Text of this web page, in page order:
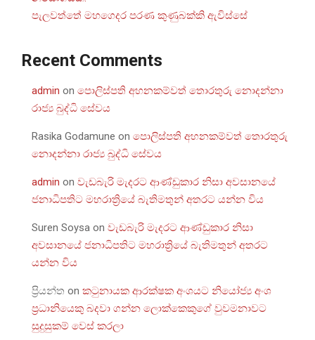
පැලවත්තේ මහගෙදර පරණ කුණුබක්කි ඇවිස්සේ
Recent Comments
admin on පොලිස්පති අහනකම්වත් තොරතුරු නොදන්නා
රාජ්‍ය බුද්ධි සේවය
Rasika Godamune on පොලිස්පති අහනකම්වත් තොරතුරු
නොදන්නා රාජ්‍ය බුද්ධි සේවය
admin on වැඩබැරි මැදරට ආණ්ඩුකාර නිසා අවසානයේ
ජනාධිපතිට මහරාත්‍රියේ බැතිමතුන් අතරට යන්න විය
Suren Soysa on වැඩබැරි මැදරට ආණ්ඩුකාර නිසා
අවසානයේ ජනාධිපතිට මහරාත්‍රියේ බැතිමතුන් අතරට
යන්න විය
ප්‍රියන්ත on කටුනායක ආරක්ෂක අංශයට නියෝජ්‍ය අංශ
ප්‍රධානියෙකු බදවා ගන්න ලොක්කෙකුගේ වුවමනාවට
සුදුසුකම් වෙස් කරලා